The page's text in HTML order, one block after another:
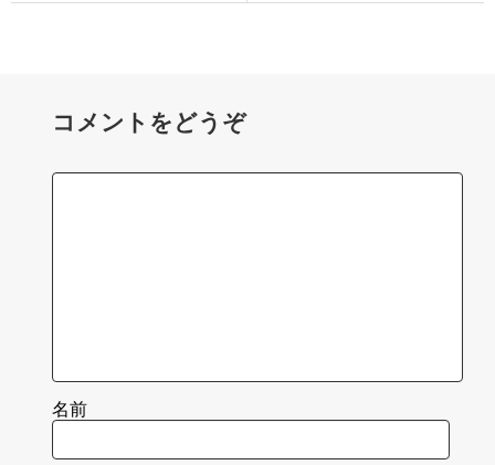
コメントをどうぞ
名前